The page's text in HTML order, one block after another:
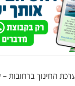
החינוך ברחובות –